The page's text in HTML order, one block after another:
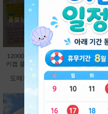
품절상품입니다.
12000 26구 대왕
키캡 클리커 키링-
랜덤 [C2-913191]
도매회원전용
품절상품입니다.
12000 대왕 딸깍
이 키캡 키링 26
구-랜덤 [C2-8251
63]
도매회원전용